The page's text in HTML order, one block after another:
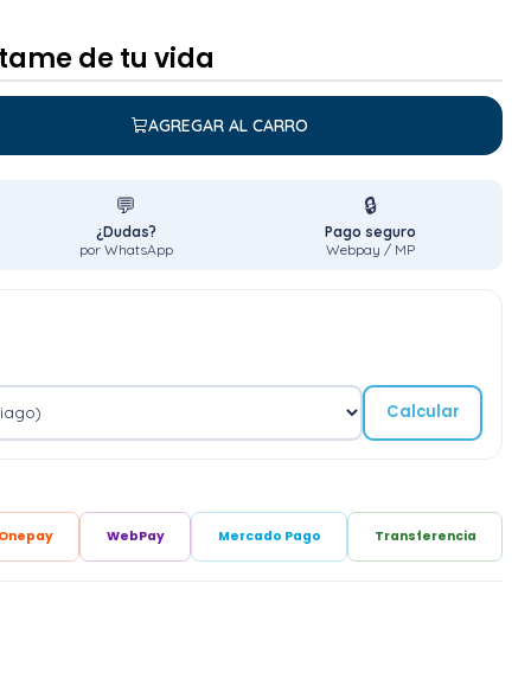
de tu vida
AGREGAR AL CARRO
💬
¿Dudas?
por WhatsApp
🔒
Pago seguro
Webpay / MP
Calcular
WebPay Mercado Pago Transferencia